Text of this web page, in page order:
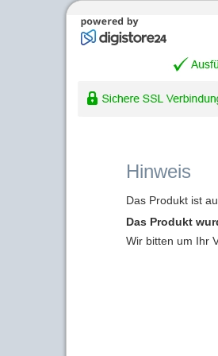
Hinweis
Das Produkt ist
Das Produkt
Wir bitten um Ihr